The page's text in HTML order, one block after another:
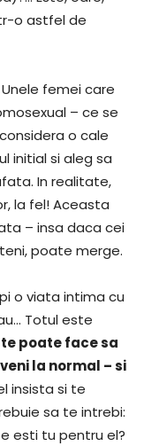
o astfel de
Unele femei care
– ce se
o cale
initial si aleg sa
In realitate,
la fel! Aceasta
– insa daca cei
poate merge.
o viata intima cu
Totul este
poate face sa
la normal – si
insista si te
sa te intrebi:
esti tu pentru el?